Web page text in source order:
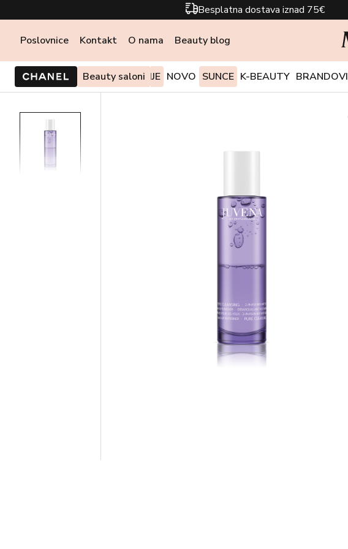
Besplatna dostava iznad 75€
Poslovnice Kontakt O nama Beauty blog
Beauty saloni
PONUDE I AKCIJE NOVO SUNCE K-BEAUTY BRANDOVI